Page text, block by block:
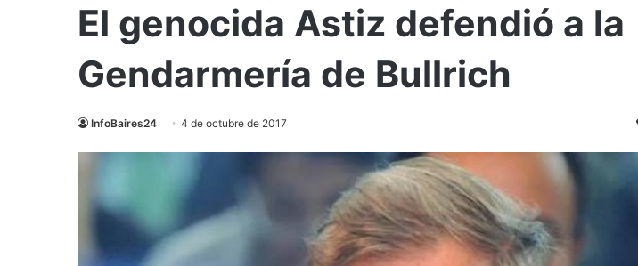
El genocida Astiz defendió a la
Gendarmería de Bullrich
InfoBaires24 4 de octubre de 2017